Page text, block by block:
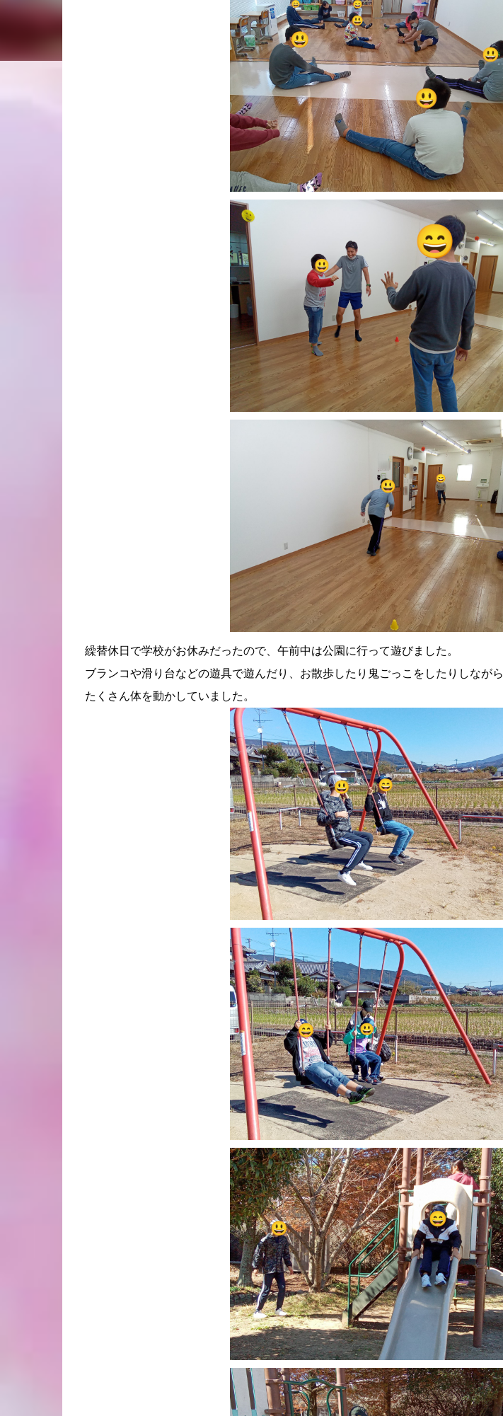
繰替休日で学校がお休みだったので、午前中は公園に行って遊びました。
ブランコや滑り台などの遊具で遊んだり、お散歩したり鬼ごっこをしたりしながら
たくさん体を動かしていました。